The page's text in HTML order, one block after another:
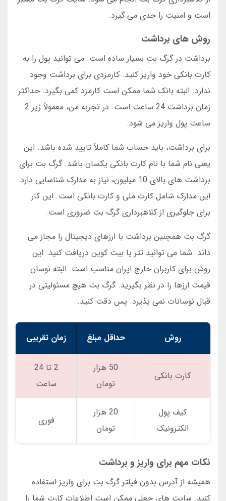
است و امنیت را جدی می گیرد.
روش های برداشت
برداشت در گرگ بت بسیار ساده است. می توانید پول را به
کارت بانکی خود واریز کنید. کارمزدی برای برداشت وجود
ندارد. البته بانک شما ممکن است کارمزد کمی بگیرد. حداکثر
زمان برداشت 24 ساعت است. در تجربه من، معمولاً زیر 2
ساعت پول واریز می شود.
برای برداشت، باید حساب شما کاملاً تایید شده باشد. این
یعنی نام شما با نام کارت بانکی یکسان باشد. گرگ بت برای
برداشت های بالای 10 میلیون، نیاز به مدارک شناسایی دارد.
این مدارک شامل کارت ملی و کارت بانکی است. این کار
برای جلوگیری از کلاهبرداری گرگ بت ضروری است.
گرگ بت همچنین برداشت با ارزهای دیجیتال را مجاز می
داند. شما می توانید تتر یا بیت کوین دریافت کنید. این
روش برای کاربران خارج ایران مناسب است. البته نوسان
قیمت ارزها را در نظر بگیرید. گرگ بت هیچ مسئولیتی در
قبال نوسانات نمی پذیرد. پس دقت کنید.
روش حداقل مبلغ زمان تقریبی
کارت بانکی
50 هزار
تومان
2 تا 24
ساعت
کیف پول
الکترونیک
20 هزار
تومان
فوری
نکات مهم برای واریز و برداشت
همیشه از آدرس بدون فیلتر گرگ بت برای واریز استفاده
کنید. سایت های جعلی ممکن است اطلاعات کارت شما را